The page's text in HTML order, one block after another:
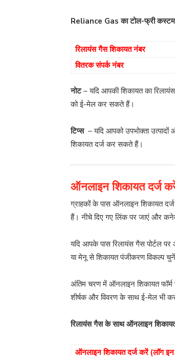
Reliance Gas का टोल-फ्री
रिलायंस गैस शिकायत नंबर
वितरक संपर्क नंबर
नोट– यदि आपकी शिकायत का रिलायंस
को ई-मेल कर सकते हैं।
टिप्स– यदि आपको उपभोक्ता
शिकायत दर्ज कर सकते हैं।
ऑनलाइन शिकायत दर्ज
ग्राहकों के पास ऑनलाइन शिकायत
हैं। नीचे दिए गए लिंक पर जाएं और
यदि आपके पास रिलायंस गैस पोर्टल
या मेनू से शिकायत पंजीकरण विकल्प
अंतिम चरण में ऑनलाइन शिकायत
शीर्षक और विवरण के साथ ई-मेल भी
रिलायंस गैस के साथ ऑनलाइन
ऑनलाइन शिकायत दर्ज करें (लॉग